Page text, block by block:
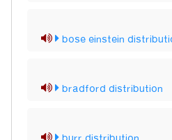
bose einstein
bradford distribution